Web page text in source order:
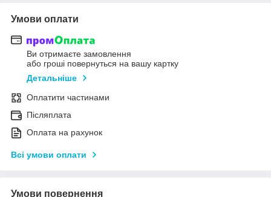
Умови оплати
Ви отримаєте замовлення
або гроші повернуться на вашу картку
Детальніше
Оплатити частинами
Післяплата
Оплата на рахунок
Всі умови оплати
Умови повернення